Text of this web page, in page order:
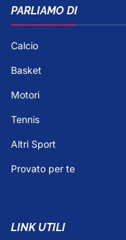
PARLIAMO DI
Calcio
Basket
Motori
Tennis
Altri Sport
Provato per te
LINK UTILI